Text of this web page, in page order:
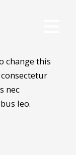
change this
nec
leo.